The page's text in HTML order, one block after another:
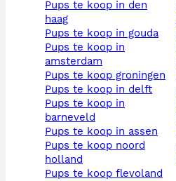
pups te koop in den
haag
pups te koop in gouda
pups te koop in
amsterdam
pups te koop groningen
pups te koop in delft
pups te koop in
barneveld
pups te koop in assen
pups te koop noord
holland
pups te koop flevoland